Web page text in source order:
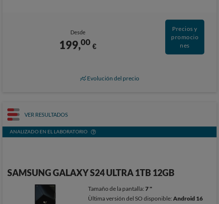
Desde
199,00 €
Precios y
promocio
nes
Evolución del precio
VER RESULTADOS
ANALIZADO EN EL LABORATORIO
SAMSUNG GALAXY S24 ULTRA 1TB 12GB
Tamaño de la pantalla:7 "
Ùltima versión del SO disponible:Android 16